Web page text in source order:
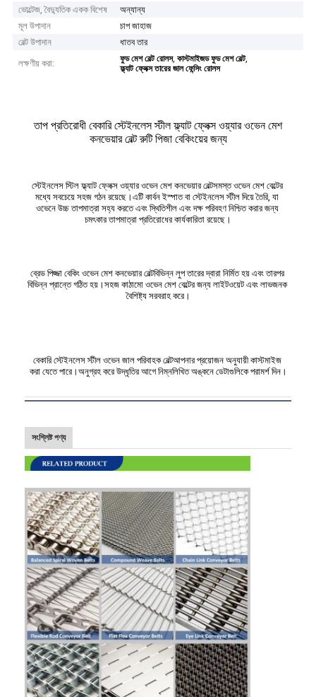
ভোল্টেজ, বৈদ্যুতিক একক বিশেষ
অন্যান্য
মূল উপাদান
চাপ জাহাজ
বেল্ট উপাদান
ধাতব তার
লক্ষণীয় করা:
ফুড মেশ বেল্ট রোলস,কাস্টমাইজড ফুড মেশ বেল্ট,
ফ্ল্যাট ফ্লেক্স তারের জাল ফেন্সিং রোলস
তাপ প্রতিরোধী বেকারি স্টেইনলেস স্টীল ফ্ল্যাট ফ্লেক্স ওয়্যার ওভেন মেশ
কনভেয়ার বেল্ট রুটি পিজা বেকিংয়ের জন্য
স্টেইনলেস স্টিল ফ্ল্যাট ফ্লেক্স ওয়্যার ওভেন মেশ কনভেয়ার বেল্টসমস্ত ওভেন মেশ বেল্টের
মধ্যে সবচেয়ে সহজ গঠন রয়েছে।এটি কার্বন ইস্পাত বা স্টেইনলেস স্টীল দিয়ে তৈরি, যা
ওভেনে উচ্চ তাপমাত্রা সহ্য করতে এবং স্থিতিশীল এবং দক্ষ পরিবহণ নিশ্চিত করার জন্য
চমৎকার তাপমাত্রা প্রতিরোধের কার্যকারিতা রয়েছে।
ব্রেড পিজ্জা বেকিং ওভেন মেশ কনভেয়ার বেল্টবিভিন্ন লুপ তারের দ্বারা নির্মিত হয় এবং তারপর
বিভিন্ন প্রান্তে গঠিত হয়।সহজ কাঠামো ওভেন মেশ বেল্টের জন্য লাইটওয়েট এবং লাভজনক
বৈশিষ্ট্য সরবরাহ করে।
বেকারি স্টেইনলেস স্টীল ওভেন জাল পরিবাহক বেল্টআপনার প্রয়োজন অনুযায়ী কাস্টমাইজ
করা যেতে পারে।অনুগ্রহ করে উদ্ধৃতির আগে নিম্নলিখিত অঙ্কনে ডেটাগুলিকে পরামর্শ দিন।
সংশ্লিষ্ট পণ্য